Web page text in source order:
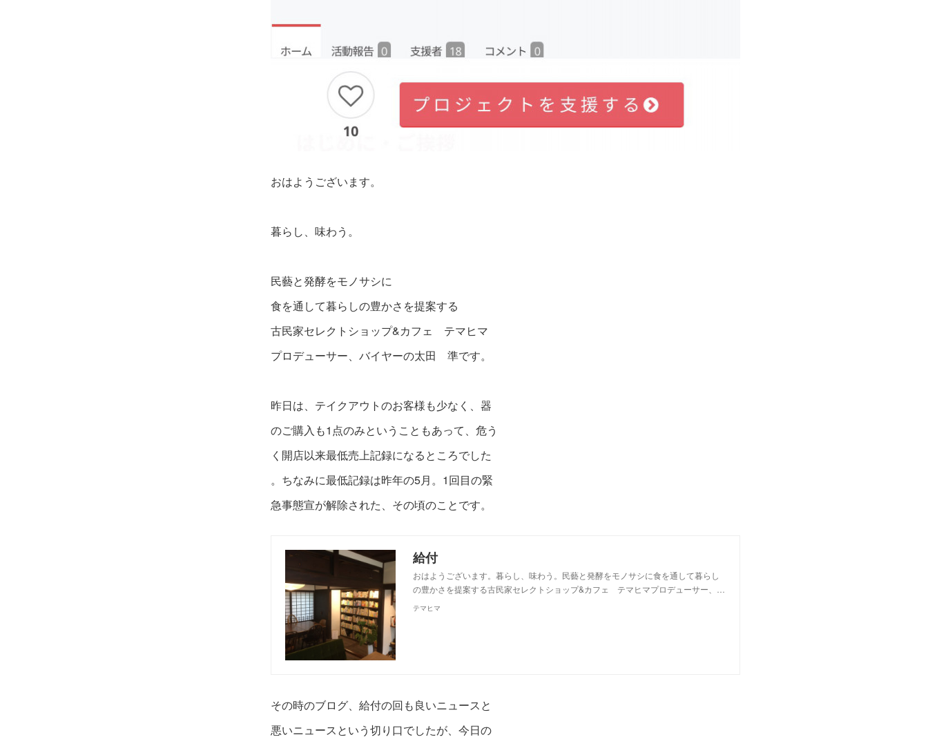
おはようございます。
暮らし、味わう。
民藝と発酵をモノサシに
食を通して暮らしの豊かさを提案する
古民家セレクトショップ&カフェ テマヒマ
プロデューサー、バイヤーの太田 準です。
昨日は、テイクアウトのお客様も少なく、器
のご購入も1点のみということもあって、危う
く開店以来最低売上記録になるところでした
。ちなみに最低記録は昨年の5月。1回目の緊
急事態宣が解除された、その頃のことです。
給付
おはようございます。暮らし、味わう。民藝と発酵をモノサシに食を通して暮らし
の豊かさを提案する古民家セレクトショップ&カフェ テマヒマプロデューサー、…
テマヒマ
その時のブログ、給付の回も良いニュースと
悪いニュースという切り口でしたが、今日の